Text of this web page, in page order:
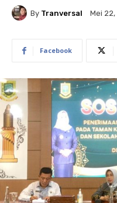
By Tranversal Mei
Facebook